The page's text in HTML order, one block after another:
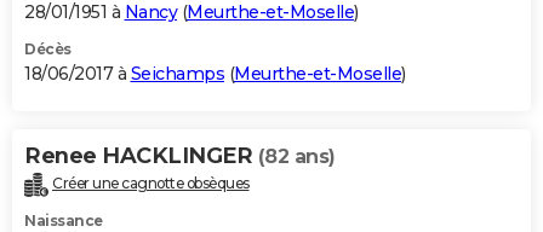
28/01/1951 à Nancy(Meurthe-et-Moselle)
Décès
18/06/2017 à Seichamps (Meurthe-et-Moselle)
Renee HACKLINGER (82 ans)
Créer une cagnotte obsèques
Naissance